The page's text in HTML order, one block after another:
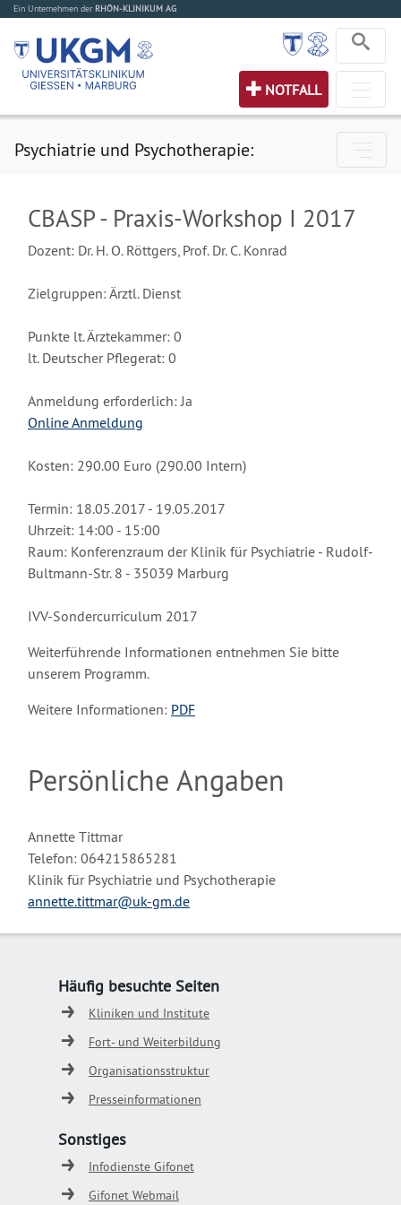
Ein Unternehmen der RHÖN-KLINIKUM AG
NOTFALL
Psychiatrie und Psychotherapie:
CBASP - Praxis-Workshop I 2017
Dozent: Dr. H. O. Röttgers, Prof. Dr. C. Konrad
Zielgruppen: Ärztl. Dienst
Punkte lt. Ärztekammer: 0
lt. Deutscher Pflegerat: 0
Anmeldung erforderlich: Ja
Online Anmeldung
Kosten: 290.00 Euro (290.00 Intern)
Termin: 18.05.2017 - 19.05.2017
Uhrzeit: 14:00 - 15:00
Raum: Konferenzraum der Klinik für Psychiatrie - Rudolf-
Bultmann-Str. 8 - 35039 Marburg
IVV-Sondercurriculum 2017
Weiterführende Informationen entnehmen Sie bitte
unserem Programm.
Weitere Informationen: PDF
Persönliche Angaben
Annette Tittmar
Telefon: 064215865281
Klinik für Psychiatrie und Psychotherapie
annette.tittmar@uk-gm.de
Häufig besuchte Seiten
Kliniken und Institute
Fort- und Weiterbildung
Organisationsstruktur
Presseinformationen
Sonstiges
Infodienste Gifonet
Gifonet Webmail